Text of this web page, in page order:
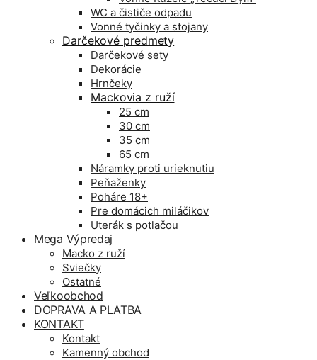
WC a čističe odpadu
Vonné tyčinky a stojany
Darčekové predmety
Darčekové sety
Dekorácie
Hrnčeky
Mackovia z ruží
25 cm
30 cm
35 cm
65 cm
Náramky proti urieknutiu
Peňaženky
Poháre 18+
Pre domácich miláčikov
Uterák s potlačou
Mega Výpredaj
Macko z ruží
Sviečky
Ostatné
Veľkoobchod
DOPRAVA A PLATBA
KONTAKT
Kontakt
Kamenný obchod